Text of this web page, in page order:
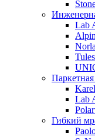
Lab
Lab
Гибкий